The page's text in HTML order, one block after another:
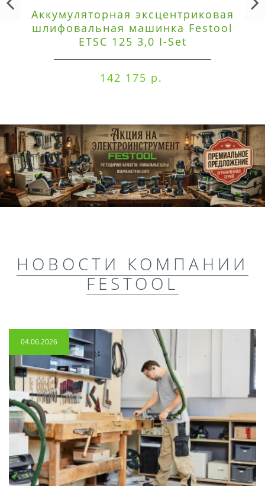
Аккумуляторная эксцентриковая
шлифовальная машинка Festool
ETSC 125 3,0 I-Set
142 175 р.
НОВОСТИ КОМПАНИИ
FESTOOL
04.06.2026